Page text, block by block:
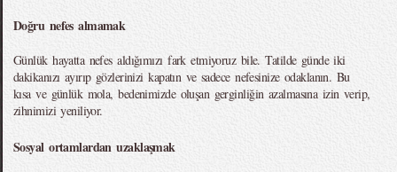
Doğru nefes almamak
Günlük hayatta nefes aldığımızı fark etmiyoruz bile. Tatilde günde iki
dakikanızı ayırıp gözlerinizi kapatın ve sadece nefesinize odaklanın. Bu
kısa ve günlük mola, bedenimizde oluşan gerginliğin azalmasına izin verip,
zihnimizi yeniliyor.
Sosyal ortamlardan uzaklaşmak